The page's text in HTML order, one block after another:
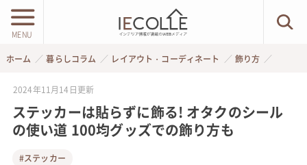
MENU
ホーム 暮らしコラム レイアウト・コーディネート 飾り方
2024年11月14日更新
ステッカーは貼らずに飾る! オタクのシール
の使い道 100均グッズでの飾り方も
#ステッカー